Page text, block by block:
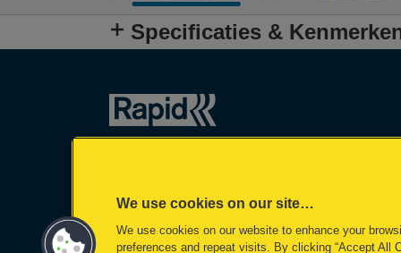
Specificaties &
We use cookies on our site…
We use cookies on our website to enhance your
preferences and repeat visits. By clicking “Accept All